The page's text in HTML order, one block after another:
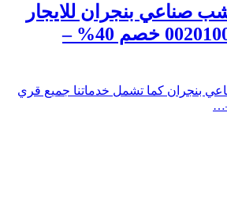
صناعي بنجران للايجار
واتس 00201006307526 خصم 40% –
بنجران كما تشمل خدماتنا جميع قري